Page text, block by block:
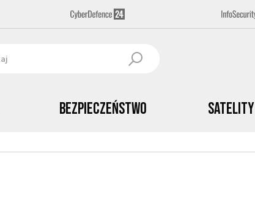
Bezpieczeństwo Satelity